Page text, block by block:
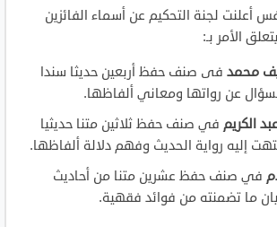
أعلنت لجنة التحكيم عن أسماء الفائزين
الأمر بـ:
محمد فى صنف حفظ أربعين حديثا سندا
عن رواتها ومعاني ألفاظها.
الكريم في صنف حفظ ثلاثين متنا حديثيا
إليه رواية الحديث وفهم دلالة ألفاظها.
في صنف حفظ عشرين متنا من أحاديث
ما تضمنته من فوائد فقهية.